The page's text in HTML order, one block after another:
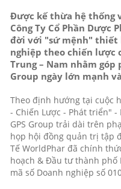
Được kế thừa hệ thống
Công Ty Cổ Phần Dược
đời với "sứ mệnh" thiết
nghiệp theo chiến lược
Trung – Nam nhằm góp
Group ngày lớn mạnh
Theo định hướng tại cuộc
- Chiến Lược - Phát triển"
GPS Group trải dài trên
họp hội đồng quản trị tập
Tế WorldPhar đã chính
hoạch & Đầu tư thành phố
mã số Doanh nghiệp số